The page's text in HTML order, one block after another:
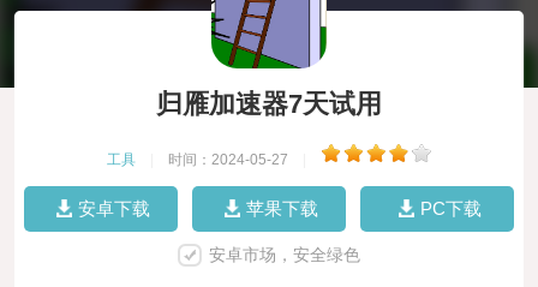
归雁加速器7天试用
工具 时间：2024-05-27
安卓下载 苹果下载 PC下载
安卓市场，安全绿色